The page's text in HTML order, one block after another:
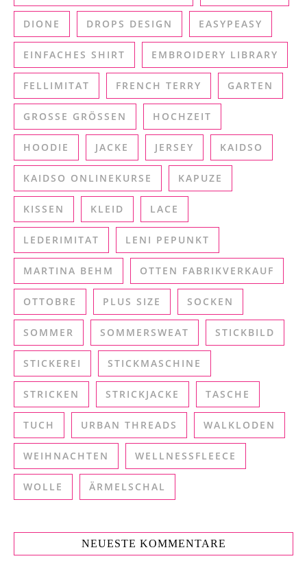
DIONE DROPS DESIGN EASYPEASY
EINFACHES SHIRT EMBROIDERY LIBRARY
FELLIMITAT FRENCH TERRY GARTEN
GROSSE GRÖSSEN HOCHZEIT
HOODIE JACKE JERSEY KAIDSO
KAIDSO ONLINEKURSE KAPUZE
KISSEN KLEID LACE
LEDERIMITAT LENI PEPUNKT
MARTINA BEHM OTTEN FABRIKVERKAUF
OTTOBRE PLUS SIZE SOCKEN
SOMMER SOMMERSWEAT STICKBILD
STICKEREI STICKMASCHINE
STRICKEN STRICKJACKE TASCHE
TUCH URBAN THREADS WALKLODEN
WEIHNACHTEN WELLNESSFLEECE
WOLLE ÄRMELSCHAL
NEUESTE KOMMENTARE